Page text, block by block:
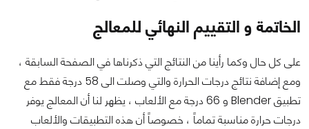
الخاتمة و التقييم النهائي للمعالج
على كل حال وكما رأينا من النتائج التي ذكرناها في الصفحة السابقة ،
ومع إضافة نتائج درجات الحرارة والتي وصلت الى 58 درجة فقط مع
تطبيق Blender و 66 درجة مع الألعاب ، يظهر لنا أن المعالج يوفر
درجات حرارة مناسبة تماماً ، خصوصاً أن هذه التطبيقات والألعاب